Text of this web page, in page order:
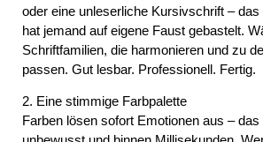
oder eine unleserliche Kursivschrift –
hat jemand auf eigene Faust gebastelt.
Schriftfamilien, die harmonieren und zu
passen. Gut lesbar. Professionell. Fertig.
2. Eine stimmige Farbpalette
Farben lösen sofort Emotionen aus –